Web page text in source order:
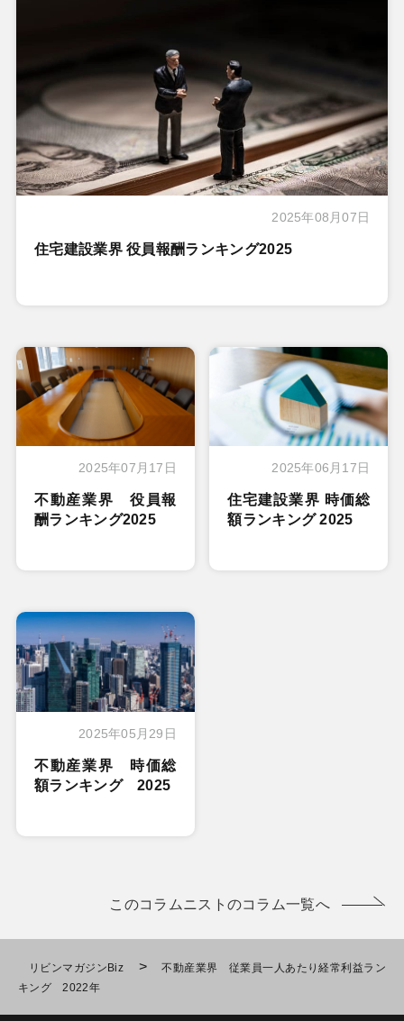
2025年08月07日
住宅建設業界 役員報酬ランキング2025
2025年07月17日
不動産業界 役員報
酬ランキング2025
2025年06月17日
住宅建設業界 時価総
額ランキング 2025
2025年05月29日
不動産業界 時価総
額ランキング 2025
このコラムニストのコラム一覧へ
リビンマガジンBiz >
不動産業界 従業員一人あたり経常利益ラン
キング 2022年